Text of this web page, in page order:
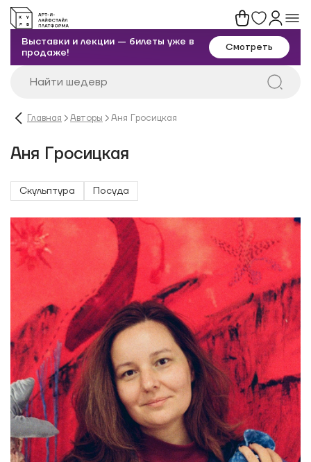
Выставки и лекции — билеты уже в
продаже!
Смотреть
Главная Авторы Аня Гросицкая
Аня Гросицкая
Скульптура Посуда